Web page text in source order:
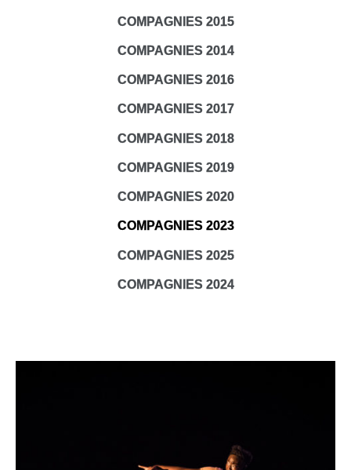
COMPAGNIES 2015
COMPAGNIES 2014
COMPAGNIES 2016
COMPAGNIES 2017
COMPAGNIES 2018
COMPAGNIES 2019
COMPAGNIES 2020
COMPAGNIES 2023
COMPAGNIES 2025
COMPAGNIES 2024